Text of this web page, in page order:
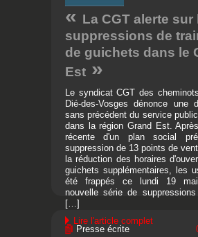
La CGT alerte sur
suppressions de
de guichets dans le
Est
Le syndicat CGT des
Dié-des-Vosges dénonce une
sans précédent du service
dans la région Grand Est.
récente d'un plan social
suppression de 13 points de
la réduction des horaires
guichets supplémentaires, les
été frappés ce lundi 19
nouvelle série de suppressions
[…]
Lire l'article complet
Presse écrite